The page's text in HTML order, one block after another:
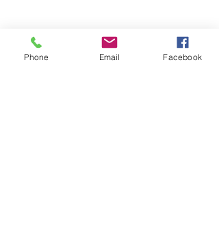
Phone Email Facebook